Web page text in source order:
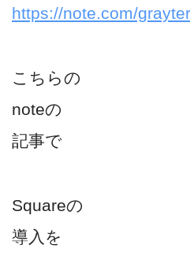
https://note.com/
こちらの
noteの
記事で
Squareの
導入を